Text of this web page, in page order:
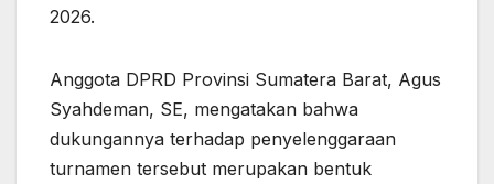
2026.
Anggota DPRD Provinsi Sumatera Barat, Agus
Syahdeman, SE, mengatakan bahwa
dukungannya terhadap penyelenggaraan
turnamen tersebut merupakan bentuk